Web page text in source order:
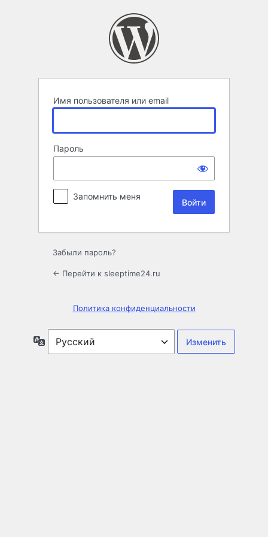
Имя пользователя или email
Пароль
Запомнить меня
Забыли пароль?
← Перейти к sleeptime24.ru
Политика конфиденциальности
Язык